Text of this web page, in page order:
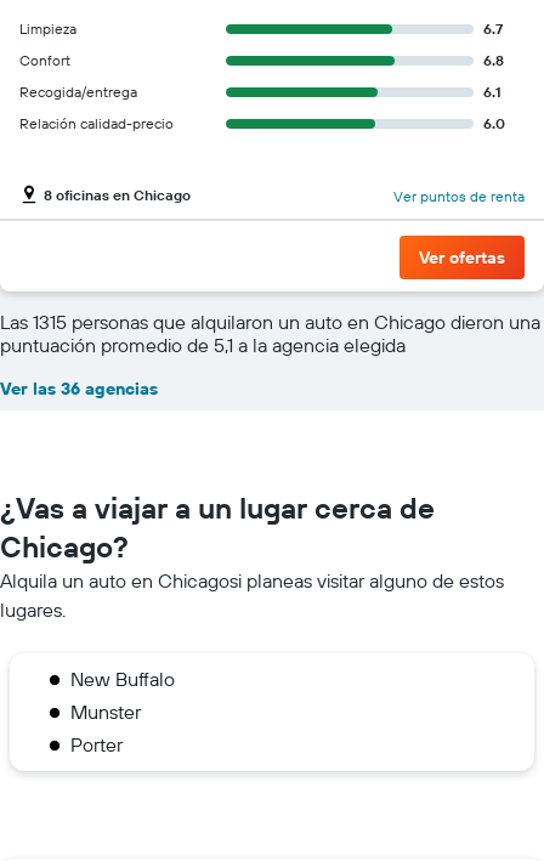
Limpieza
6.7
Confort
6.8
Recogida/entrega
6.1
Relación calidad-precio
6.0
8 oficinas en Chicago Ver puntos de renta
Ver ofertas
Las 1315 personas que alquilaron un auto en Chicago dieron una
puntuación promedio de 5,1 a la agencia elegida
Ver las 36 agencias
¿Vas a viajar a un lugar cerca de
Chicago?
Alquila un auto en Chicagosi planeas visitar alguno de estos
lugares.
New Buffalo
Munster
Porter